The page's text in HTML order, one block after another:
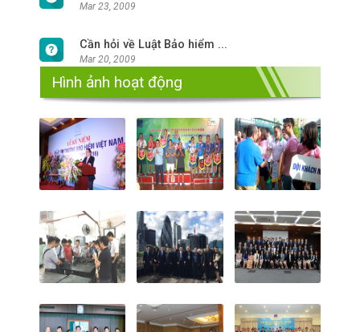
Mar 23, 2009
Cần hỏi về Luật Bảo hiểm ...
Mar 20, 2009
Hình ảnh hoạt động